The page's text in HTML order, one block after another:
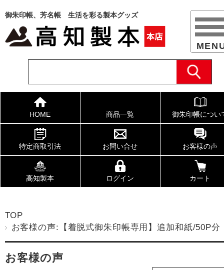
御朱印帳、芳名帳 生活を彩る製本グッズ
HOME 商品一覧 御朱印帳につい
特定商取引法 お問い合せ お客様の声
高知製本 ログイン カート
TOP
お客様の声:【着脱式御朱印帳専用】追加和紙/50P分
お客様の声